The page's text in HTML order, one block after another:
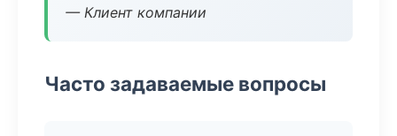
— Клиент компании
Часто задаваемые вопросы